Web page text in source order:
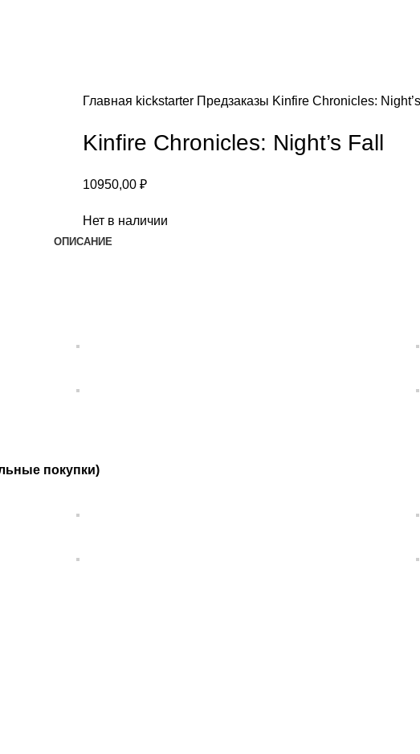
Главная kickstarter Предзаказы Kinfire Chronicles: Night’s
Kinfire Chronicles: Night’s Fall
10950,00 ₽
Нет в наличии
ОПИСАНИЕ
покупки)